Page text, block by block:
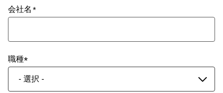
会社名
職種
- 選択 -